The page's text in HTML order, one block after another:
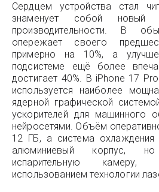
Сердцем устройства стал
знаменует собой новый
производительности. В
опережает своего
примерно на 10%, а
подсистеме ещё более
достигает 40%. В iPhone 17
используется наиболее
ядерной графической
ускорителей для машинного
нейросетями. Объём
12 ГБ, а система охлаждения
алюминиевый корпус,
испарительную камеру,
использованием технологии